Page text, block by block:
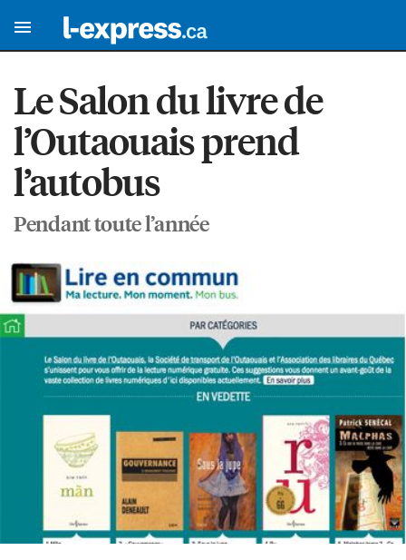
Le Salon du livre de
l’Outaouais prend
l’autobus
Pendant toute l’année